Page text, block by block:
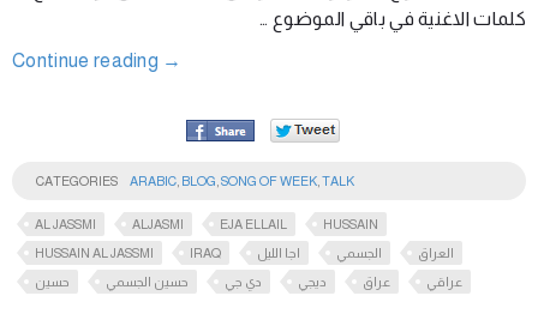
كلمات الاغنية في باقي الموضوع …
Continue reading →
CATEGORIES ARABIC BLOG SONG OF WEEK TALK
AL JASSMI ALJASMI EJA ELLAIL
HUSSAIN
HUSSAIN AL JASSMI
IRAQ اجا الليل الجسمي
العراق
حسين
حسين الجسمي دي جي ديجي عراق عراقي